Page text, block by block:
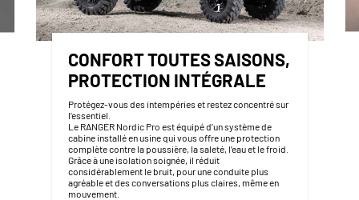
CONFORT TOUTES SAISONS,
PROTECTION INTÉGRALE
Protégez-vous des intempéries et restez concentré sur
l’essentiel.
Le RANGER Nordic Pro est équipé d’un système de
cabine installé en usine qui vous offre une protection
complète contre la poussière, la saleté, l’eau et le froid.
Grâce à une isolation soignée, il réduit
considérablement le bruit, pour une conduite plus
agréable et des conversations plus claires, même en
mouvement.